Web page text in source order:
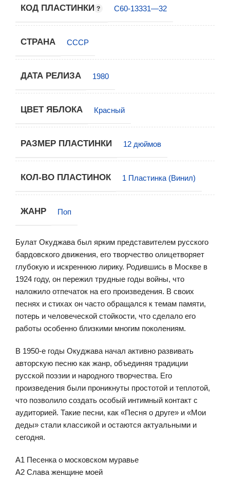
КОД ПЛАСТИНКИ С60-13331—32
СТРАНА СССР
ДАТА РЕЛИЗА 1980
ЦВЕТ ЯБЛОКА Красный
РАЗМЕР ПЛАСТИНКИ 12 дюймов
КОЛ-ВО ПЛАСТИНОК 1 Пластинка (Винил)
ЖАНР Поп
Булат Окуджава был ярким представителем русского
бардовского движения, его творчество олицетворяет
глубокую и искреннюю лирику. Родившись в Москве в
1924 году, он пережил трудные годы войны, что
наложило отпечаток на его произведения. В своих
песнях и стихах он часто обращался к темам памяти,
потерь и человеческой стойкости, что сделало его
работы особенно близкими многим поколениям.
В 1950-е годы Окуджава начал активно развивать
авторскую песню как жанр, объединяя традиции
русской поэзии и народного творчества. Его
произведения были проникнуты простотой и теплотой,
что позволило создать особый интимный контакт с
аудиторией. Такие песни, как «Песня о друге» и «Мои
деды» стали классикой и остаются актуальными и
сегодня.
A1 Песенка о московском муравье
A2 Слава женщине моей